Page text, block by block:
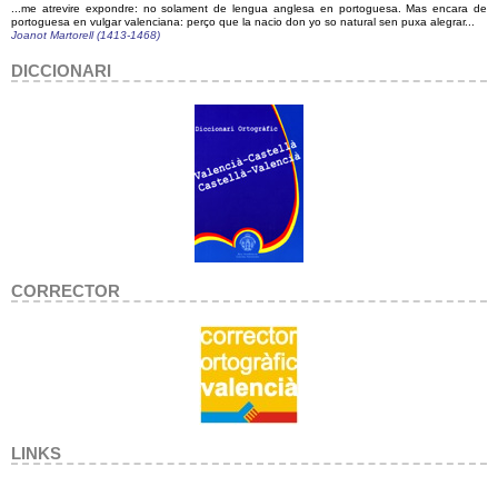
...me atrevire expondre: no solament de lengua anglesa en portoguesa. Mas encara de
portoguesa en vulgar valenciana: perço que la nacio don yo so natural sen puxa alegrar...
Joanot Martorell (1413-1468)
DICCIONARI
CORRECTOR
LINKS